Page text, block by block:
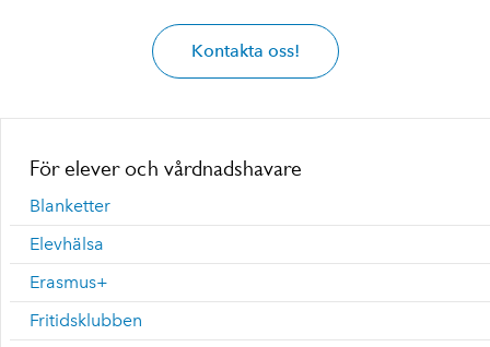
Kontakta oss!
För elever och vårdnadshavare
Blanketter
Elevhälsa
Erasmus+
Fritidsklubben